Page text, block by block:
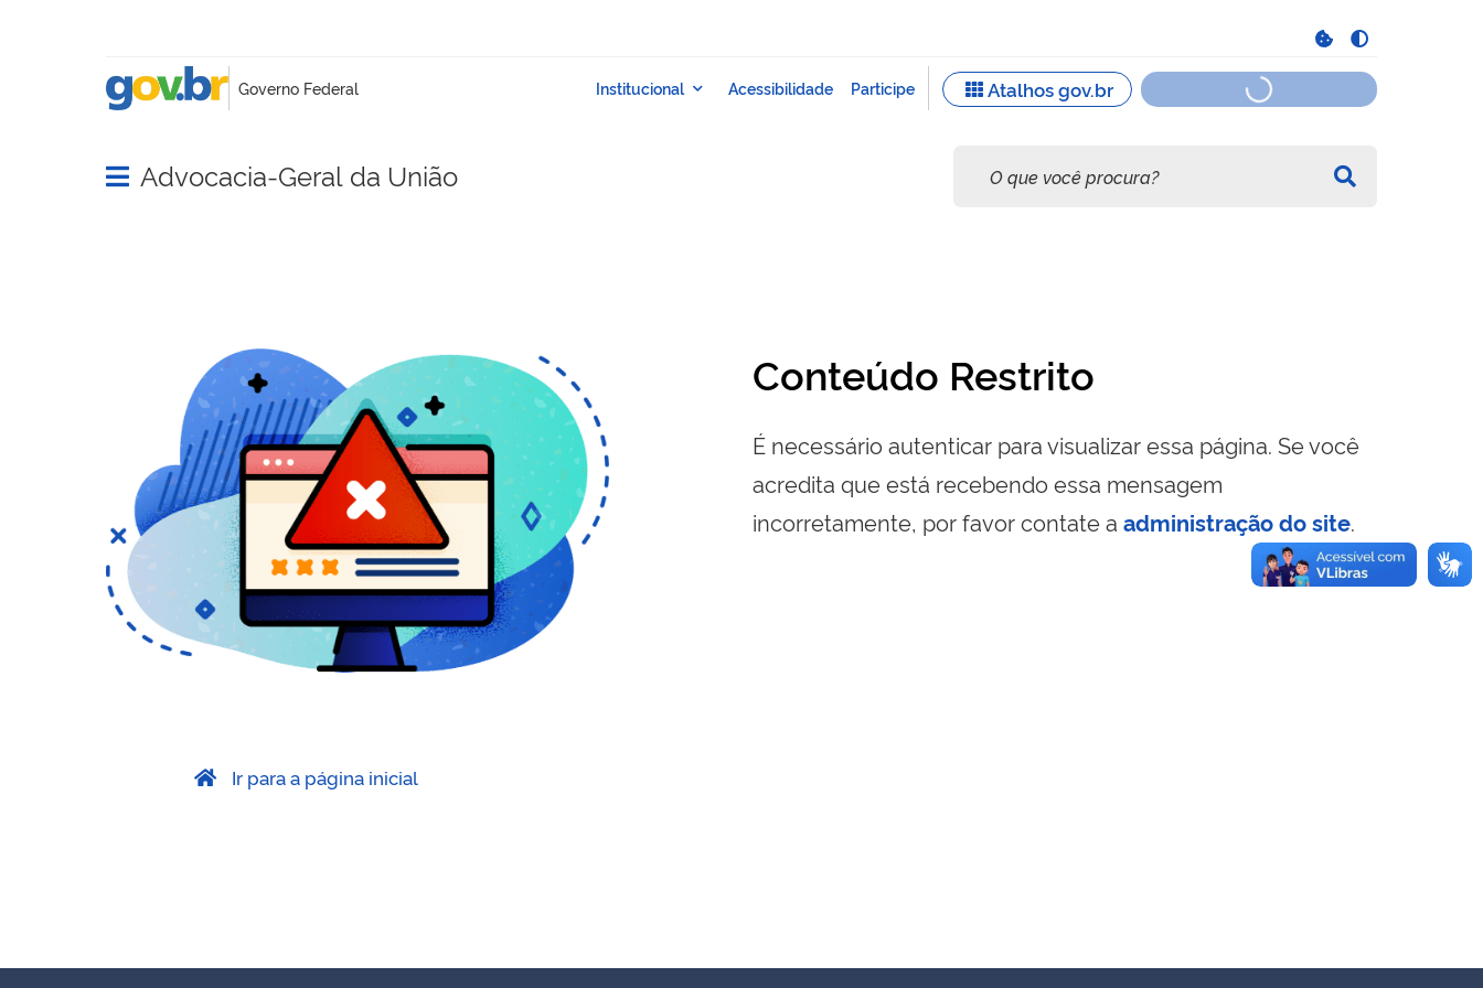
Abrir menu principal de navegação
Advocacia-Geral da União
Conteúdo Restrito
É necessário autenticar para visualizar essa página. Se você
acredita que está recebendo essa mensagem
incorretamente, por favor contate a administração do site.
Ir para a página inicial